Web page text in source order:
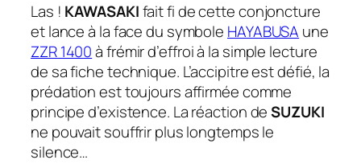
Las ! KAWASAKIfait fi de cette conjoncture
et lance à la face du symbole HAYABUSA une
ZZR 1400à frémir d’effroi à la simple lecture
de sa fiche technique. L’accipitre est défié, la
prédation est toujours affirmée comme
principe d’existence. La réaction deSUZUKI
ne pouvait souffrir plus longtemps le
silence…